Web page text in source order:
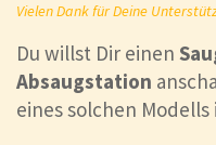
Vielen Dank für Deine
Du willst Dir einen
Absaugstation
eines solchen